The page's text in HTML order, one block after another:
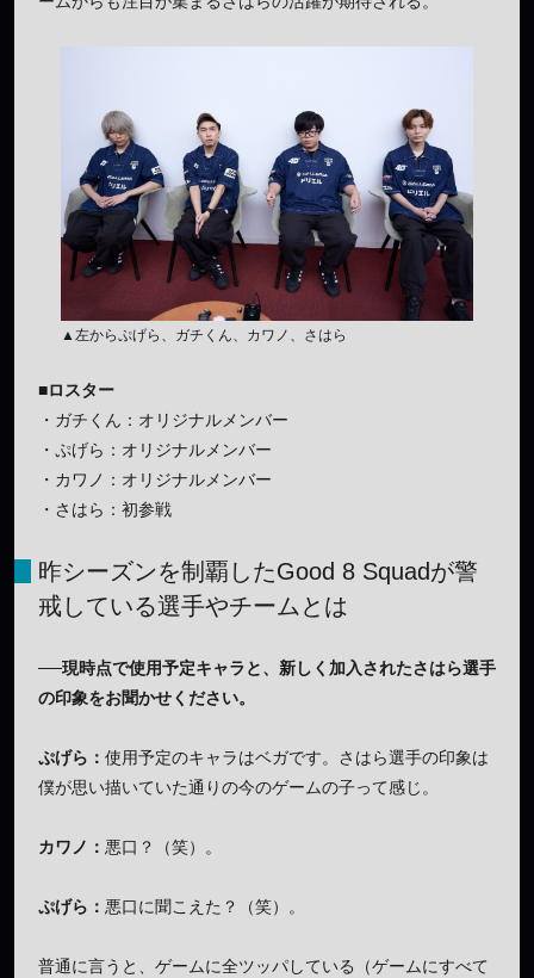
▲左からぷげら、ガチくん、カワノ、さはら
■ロスター
・ガチくん：オリジナルメンバー
・ぷげら：オリジナルメンバー
・カワノ：オリジナルメンバー
・さはら：初参戦
昨シーズンを制覇したGood 8 Squadが警
戒している選手やチームとは
──現時点で使用予定キャラと、新しく加入されたさはら選手
の印象をお聞かせください。
ぷげら： 使用予定のキャラはベガです。さはら選手の印象は
僕が思い描いていた通りの今のゲームの子って感じ。
カワノ： 悪口？（笑）。
ぷげら： 悪口に聞こえた？（笑）。
普通に言うと、ゲームに全ツッパしている（ゲームにすべて